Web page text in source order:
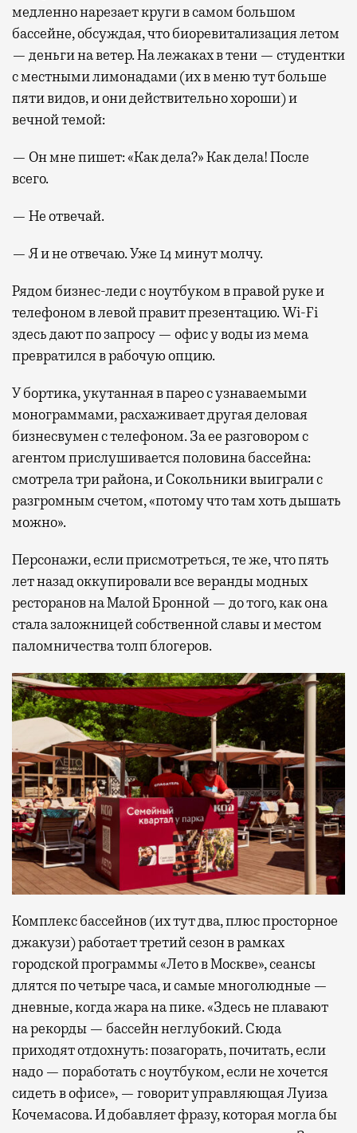
медленно нарезает круги в самом большом
бассейне, обсуждая, что биоревитализация летом
— деньги на ветер. На лежаках в тени — студентки
с местными лимонадами (их в меню тут больше
пяти видов, и они действительно хороши) и
вечной темой:
— Он мне пишет: «Как дела?» Как дела! После
всего.
— Не отвечай.
— Я и не отвечаю. Уже 14 минут молчу.
Рядом бизнес-леди с ноутбуком в правой руке и
телефоном в левой правит презентацию. Wi-Fi
здесь дают по запросу — офис у воды из мема
превратился в рабочую опцию.
У бортика, укутанная в парео с узнаваемыми
монограммами, расхаживает другая деловая
бизнесвумен с телефоном. За ее разговором с
агентом прислушивается половина бассейна:
смотрела три района, и Сокольники выиграли с
разгромным счетом, «потому что там хоть дышать
можно».
Персонажи, если присмотреться, те же, что пять
лет назад оккупировали все веранды модных
ресторанов на Малой Бронной — до того, как она
стала заложницей собственной славы и местом
паломничества толп блогеров.
Комплекс бассейнов (их тут два, плюс просторное
джакузи) работает третий сезон в рамках
городской программы «Лето в Москве», сеансы
длятся по четыре часа, и самые многолюдные —
дневные, когда жара на пике. «Здесь не плавают
на рекорды — бассейн неглубокий. Сюда
приходят отдохнуть: позагорать, почитать, если
надо — поработать с ноутбуком, если не хочется
сидеть в офисе», — говорит управляющая Луиза
Кочемасова. И добавляет фразу, которая могла бы